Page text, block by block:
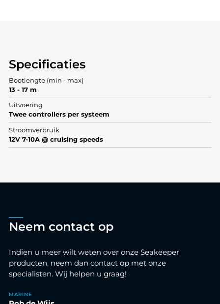
Specificaties
Bootlengte (min - max)
13 - 17 m
Uitvoering
Twee controllers per systeem
Stroomverbruik
12V 7-10A @ cruising speeds
Neem contact op
Indien u meer wilt weten over onze Seakeeper
producten, neem dan contact op met onze
specialisten. Wij helpen u graag!
MARINE